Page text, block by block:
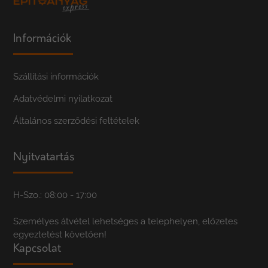
Információk
Szállítási információk
Adatvédelmi nyilatkozat
Általános szerződési feltételek
Nyitvatartás
H-Szo.: 08:00 - 17:00
Személyes átvétel lehetséges a telephelyen, előzetes
egyeztetést követően!
Kapcsolat